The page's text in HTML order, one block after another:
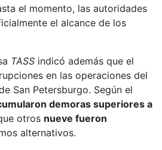
el momento, las autoridades
el alcance de los
TASS indicó además que el
en las operaciones del
San Petersburgo. Según el
demoras superiores a
otros nueve fueron
alternativos.